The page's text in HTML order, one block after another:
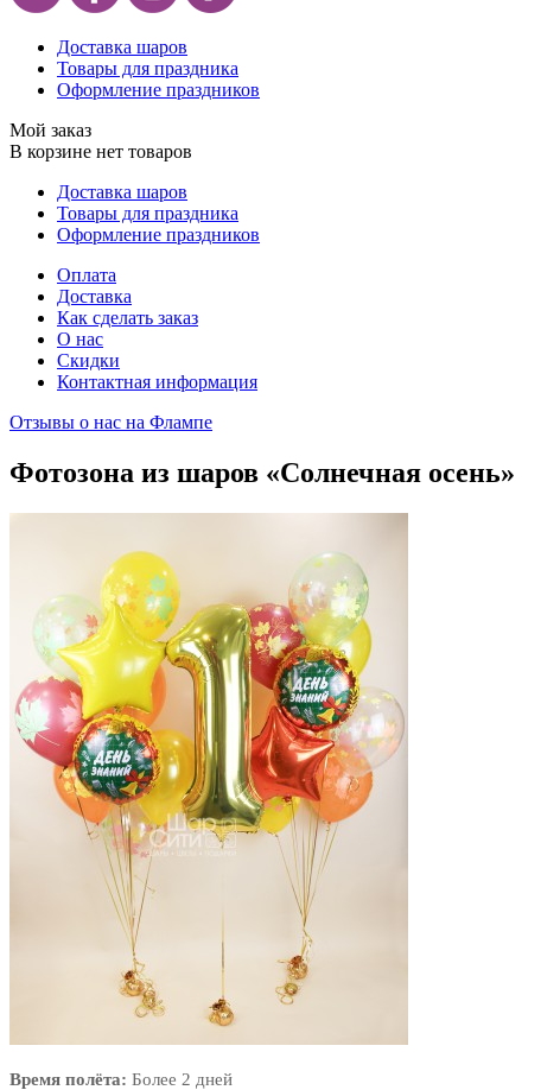
Доставка шаров
Товары для праздника
Оформление праздников
Мой заказ
В корзине нет товаров
Доставка шаров
Товары для праздника
Оформление праздников
Оплата
Доставка
Как сделать заказ
О нас
Скидки
Контактная информация
Отзывы о нас на Флампе
Фотозона из шаров «Солнечная осень»
Время полёта: Более 2 дней